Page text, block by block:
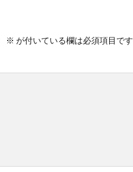
※ が付いている欄は必須項目です